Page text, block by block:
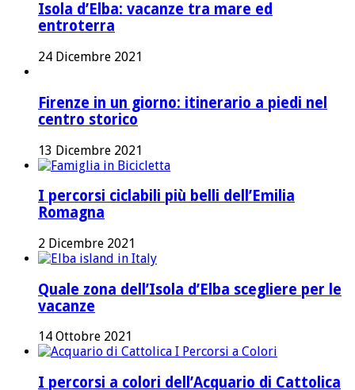
Isola d’Elba: vacanze tra mare ed
entroterra
24 Dicembre 2021
Firenze in un giorno: itinerario a piedi nel
centro storico
13 Dicembre 2021
I percorsi ciclabili più belli dell’Emilia
Romagna
2 Dicembre 2021
Quale zona dell’Isola d’Elba scegliere per le
vacanze
14 Ottobre 2021
I percorsi a colori dell’Acquario di Cattolica